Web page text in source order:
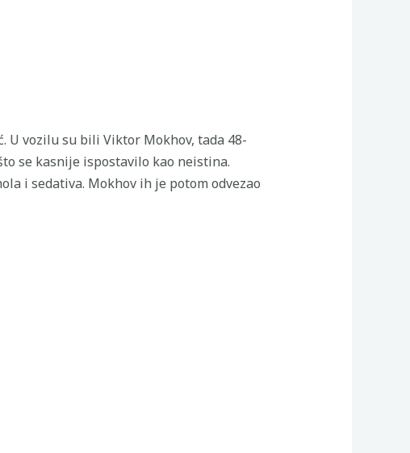
U vozilu su bili Viktor Mokhov, tada 48-
se kasnije ispostavilo kao neistina.
i sedativa. Mokhov ih je potom odvezao